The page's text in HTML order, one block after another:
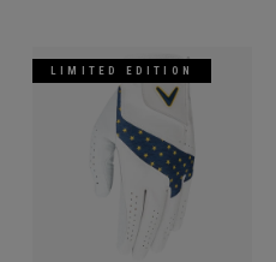
LIMITED EDITION